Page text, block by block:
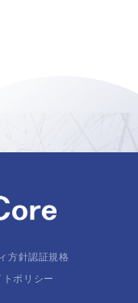
方針認証規格
トポリシー